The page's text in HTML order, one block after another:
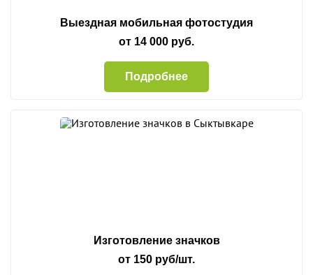
Выездная мобильная фотостудия
от 14 000 руб.
Подробнее
Изготовление значков
от 150 руб/шт.